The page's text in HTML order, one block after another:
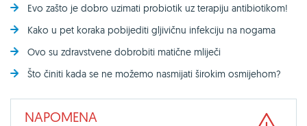
Evo zašto je dobro uzimati probiotik uz terapiju antibiotikom!
Kako u pet koraka pobijediti gljivičnu infekciju na nogama
Ovo su zdravstvene dobrobiti matične mliječi
Što činiti kada se ne možemo nasmijati širokim osmijehom?
NAPOMENA